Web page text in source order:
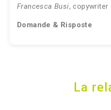
Francesca Busi, copywriter
Domande & Risposte
La